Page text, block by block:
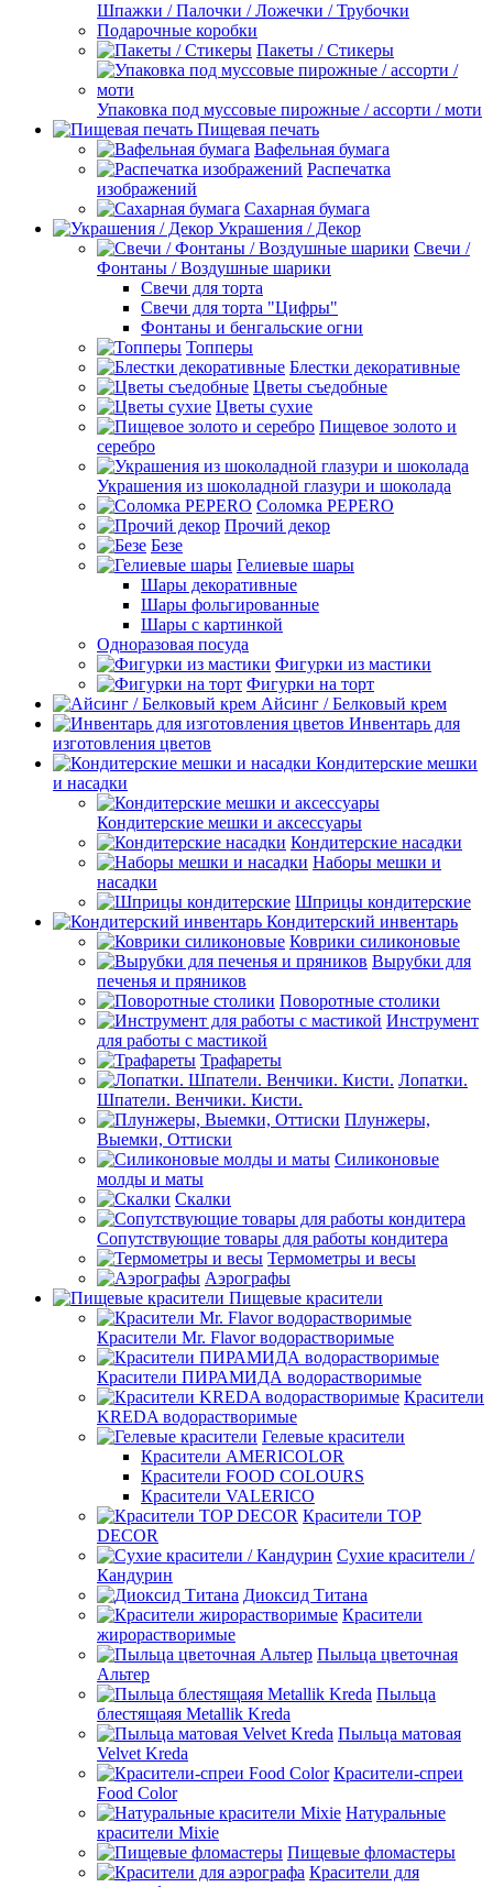
Шпажки / Палочки / Ложечки / Трубочки
Подарочные коробки
Пакеты / Стикеры
Упаковка под муссовые пирожные / ассорти / моти
Пищевая печать
Вафельная бумага
Распечатка
изображений
Сахарная бумага
Украшения / Декор
Свечи /
Фонтаны / Воздушные шарики
Свечи для торта
Свечи для торта "Цифры"
Фонтаны и бенгальские огни
Топперы
Блестки декоративные
Цветы съедобные
Цветы сухие
Пищевое золото и
серебро
Украшения из шоколадной глазури и шоколада
Соломка PEPERO
Прочий декор
Безе
Гелиевые шары
Шары декоративные
Шары фольгированные
Шары с картинкой
Одноразовая посуда
Фигурки из мастики
Фигурки на торт
Айсинг / Белковый крем
Инвентарь для
изготовления цветов
Кондитерские мешки
и насадки
Кондитерские мешки и аксессуары
Кондитерские насадки
Наборы мешки и
насадки
Шприцы кондитерские
Кондитерский инвентарь
Коврики силиконовые
Вырубки для
печенья и пряников
Поворотные столики
Инструмент
для работы с мастикой
Трафареты
Лопатки.
Шпатели. Венчики. Кисти.
Плунжеры,
Выемки, Оттиски
Силиконовые
молды и маты
Скалки
Сопутствующие товары для работы кондитера
Термометры и весы
Аэрографы
Пищевые красители
Красители Mr. Flavor водорастворимые
Красители ПИРАМИДА водорастворимые
Красители
KREDA водорастворимые
Гелевые красители
Красители AMERICOLOR
Красители FOOD COLOURS
Красители VALERICO
Красители TOP
DECOR
Сухие красители /
Кандурин
Диоксид Титана
Красители
жирорастворимые
Пыльца цветочная
Альтер
Пыльца
блестящаяя Metallik Kreda
Пыльца матовая
Velvet Kreda
Красители-спреи
Food Color
Натуральные
красители Mixie
Пищевые фломастеры
Красители для